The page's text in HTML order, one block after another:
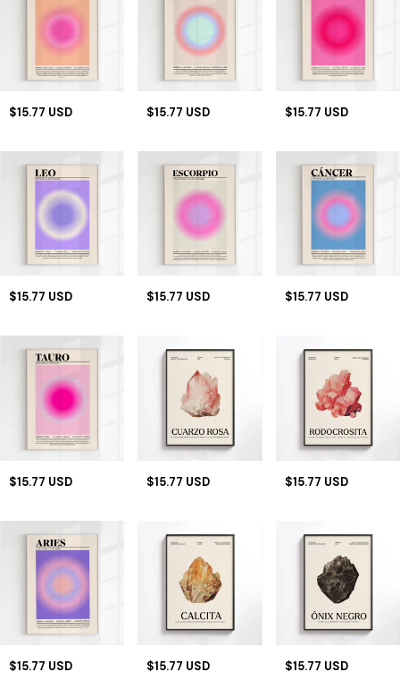
$15.77 USD $15.77 USD $15.77 USD
$15.77 USD $15.77 USD $15.77 USD
$15.77 USD $15.77 USD $15.77 USD
$15.77 USD $15.77 USD $15.77 USD